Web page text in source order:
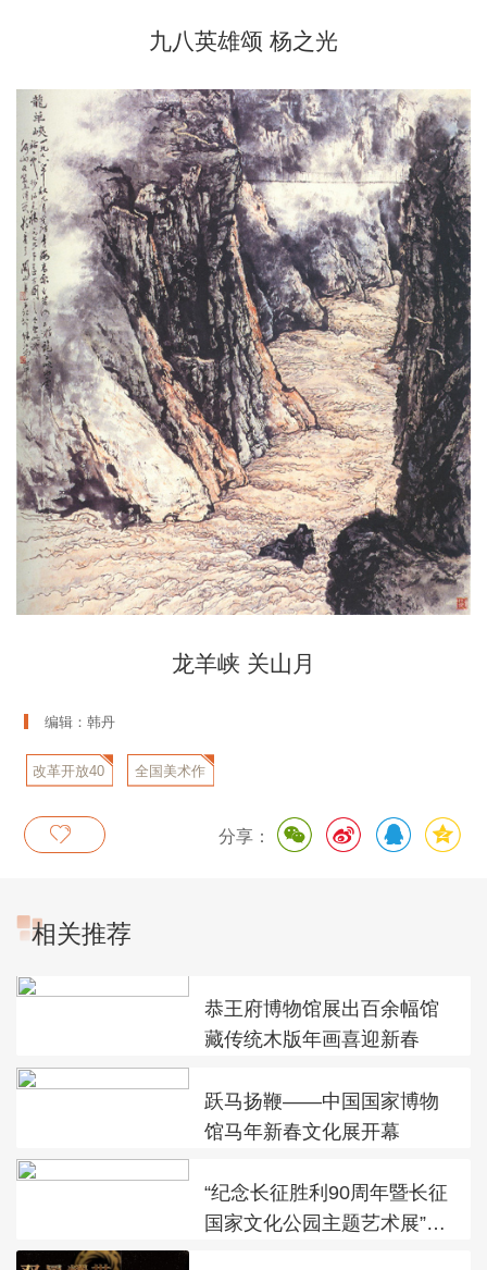
九八英雄颂 杨之光
龙羊峡 关山月
编辑：韩丹
改革开放40 全国美术作
分享：
相关推荐
恭王府博物馆展出百余幅馆
藏传统木版年画喜迎新春
跃马扬鞭——中国国家博物
馆马年新春文化展开幕
“纪念长征胜利90周年暨长征
国家文化公园主题艺术展”在